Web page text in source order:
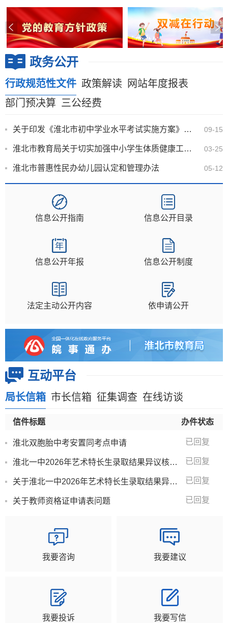
政务公开
行政规范性文件 政策解读
网站年度报表
部门预决算 三公经费
关于印发《淮北市初中学业水平考试实施方案》的通知 09-15
淮北市教育局关于切实加强中小学生体质健康工作的实施意见 03-25
淮北市普惠性民办幼儿园认定和管理办法 05-12
信息公开指南 信息公开目录
信息公开年报 信息公开制度
法定主动公开内容 依申请公开
互动平台
局长信箱 市长信箱 征集调查 在线访谈
信件标题 办件状态
淮北双胞胎中考安置同考点申请 已回复
淮北一中2026年艺术特长生录取结果异议核查申... 已回复
关于淮北一中2026年艺术特长生录取结果异议核... 已回复
关于教师资格证申请表问题 已回复
我要咨询 我要建议
我要投诉 我要写信